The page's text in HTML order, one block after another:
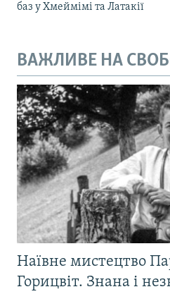
баз у Хмеймімі та Латакії
ВАЖЛИВЕ НА
Наївне мистецтво
Горицвіт. Знана і